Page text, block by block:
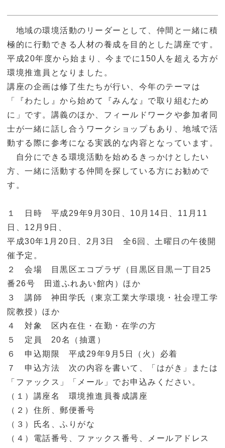
地域の環境活動のリーダーとして、仲間と一緒に積
極的に行動できる人材の養成を目的とした講座です。
平成20年度から始まり、今までに150人を超える方が
環境推進員となりました。
講座の企画は修了生たちが行い、今年のテーマは
「『わたし』から始めて『みんな』で取り組むため
に」です。講義のほか、フィールドワークや参加者同
士が一緒に話し合うワークショップもあり、地域で活
動する際に参考になる実践的な内容となっています。
自分にできる環境活動を始めるきっかけとしたい
方、一緒に活動する仲間を探している方にお勧めで
す。
１ 日時 平成29年9月30日、10月14日、11月11
日、12月9日、
平成30年1月20日、2月3日 全6回、土曜日の午後開
催予定。
２ 会場 目黒区エコプラザ（目黒区目黒一丁目25
番26号 田道ふれあい館内）ほか
３ 講師 神田学氏（東京工業大学環境・社会理工学
院教授）ほか
４ 対象 区内在住・在勤・在学の方
５ 定員 20名（抽選）
６ 申込期限 平成29年9月5日（火）必着
７ 申込方法 次の内容を書いて、「はがき」または
「ファックス」「メール」でお申込みください。
（１）講座名 環境推進員養成講座
（２）住所、郵便番号
（３）氏名、ふりがな
（４）電話番号、ファックス番号、メールアドレス